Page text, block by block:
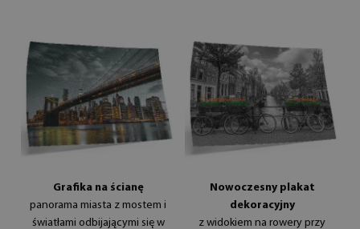
Grafika na ścianę
panorama miasta z mostem i
światłami odbijającymi się w
Nowoczesny plakat
dekoracyjny
z widokiem na rowery przy